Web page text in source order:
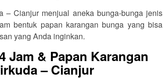
– Cianjur menjual aneka bunga-bunga jenis
bentuk papan karangan bunga yang bisa
yang Anda inginkan.
Jam & Papan Karangan
– Cianjur